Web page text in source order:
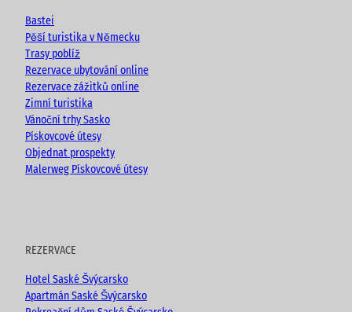
e
o
k
a
m
Bastei
Pěší turistika v Německu
Trasy poblíž
Rezervace ubytování online
Rezervace zážitků online
Zimní turistika
Vánoční trhy Sasko
Pískovcové útesy
Objednat prospekty
Malerweg Pískovcové útesy
REZERVACE
Hotel Saské Švýcarsko
Apartmán Saské Švýcarsko